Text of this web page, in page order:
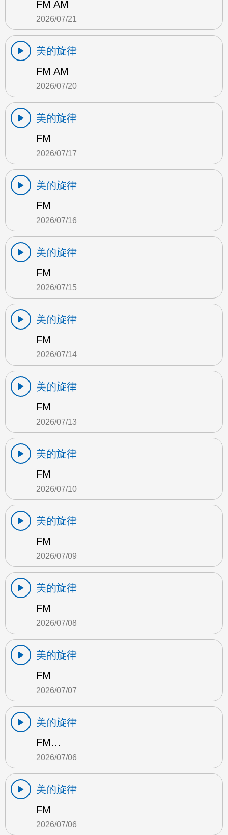
FM AM
2026/07/21
美的旋律
FM AM
2026/07/20
美的旋律
FM
2026/07/17
美的旋律
FM
2026/07/16
美的旋律
FM
2026/07/15
美的旋律
FM
2026/07/14
美的旋律
FM
2026/07/13
美的旋律
FM
2026/07/10
美的旋律
FM
2026/07/09
美的旋律
FM
2026/07/08
美的旋律
FM
2026/07/07
美的旋律
FM…
2026/07/06
美的旋律
FM
2026/07/06